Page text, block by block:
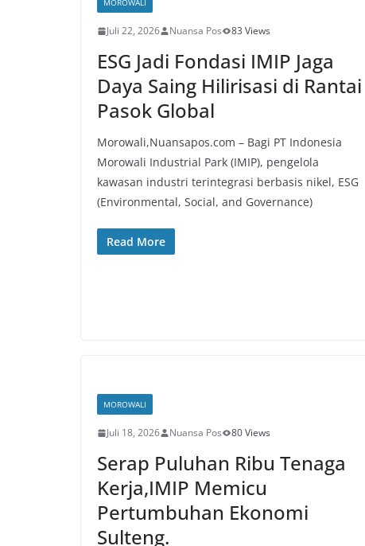
MOROWALI
Juli 22, 2026 Nuansa Pos 83 Views
ESG Jadi Fondasi IMIP Jaga
Daya Saing Hilirisasi di Rantai
Pasok Global
Morowali,Nuansapos.com – Bagi PT Indonesia
Morowali Industrial Park (IMIP), pengelola
kawasan industri terintegrasi berbasis nikel, ESG
(Environmental, Social, and Governance)
Read More
MOROWALI
Juli 18, 2026 Nuansa Pos 80 Views
Serap Puluhan Ribu Tenaga
Kerja,IMIP Memicu
Pertumbuhan Ekonomi
Sulteng.